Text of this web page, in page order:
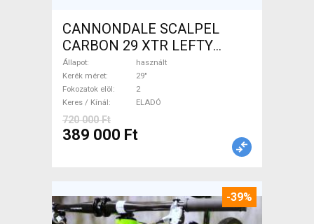
CANNONDALE SCALPEL
CARBON 29 XTR LEFTY
Mountain Bike 29" össztelós
/ fully használt ELADÓ
Állapot
használt
Kerék méret
29"
Fokozatok elöl
2
Keres / Kínál
ELADÓ
720 000 Ft
389 000 Ft
-39%